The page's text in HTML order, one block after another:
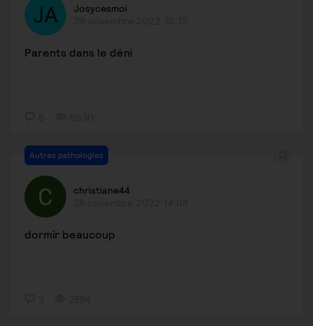
Josycesmoi
Parents dans le déni
Autres pathologies
christiane44
dormir beaucoup